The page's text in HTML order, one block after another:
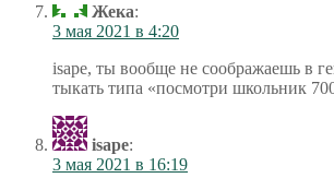
Жека:
3 мая 2021 в 4:20
isape, ты вообще не соображаешь в
тыкать типа «посмотри школьник
isape:
3 мая 2021 в 16:19